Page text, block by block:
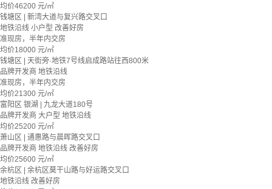
均价46200 元/㎡
钱塘区 | 新湾大道与复兴路交叉口
地铁沿线 小户型 改善好房
准现房，半年内交房
均价18000 元/㎡
钱塘区 | 天街旁·地铁7号线启成路站往西800米
品牌开发商 地铁沿线
准现房，半年内交房
均价21300 元/㎡
富阳区 银湖 | 九龙大道180号
品牌开发商 大户型 地铁沿线
均价25200 元/㎡
萧山区 | 通惠路与晨晖路交叉口
品牌开发商 地铁沿线 改善好房
均价25600 元/㎡
余杭区 | 余杭区莫干山路与好运路交叉口
地铁沿线 改善好房